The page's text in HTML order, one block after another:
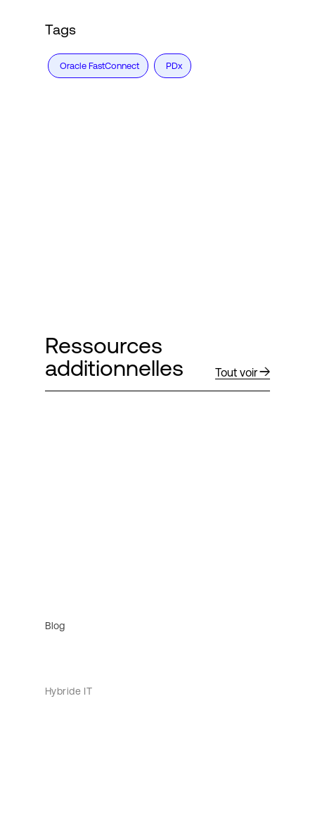
Tags
Oracle FastConnect PDx
Ressources
additionnelles
Tout voir
Blog
Hybride IT